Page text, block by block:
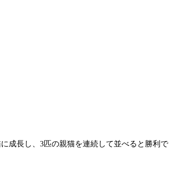
成長し、3匹の親猫を連続して並べると勝利で